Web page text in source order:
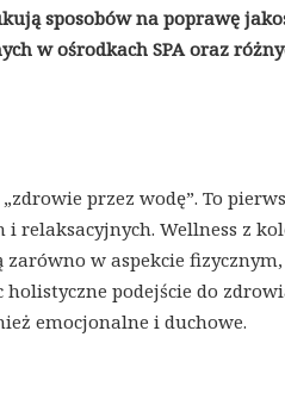
sposobów na poprawę
w ośrodkach SPA oraz
przez wodę”. To
relaksacyjnych. Wellness z
w aspekcie
holistyczne podejście do
emocjonalne i duchowe.